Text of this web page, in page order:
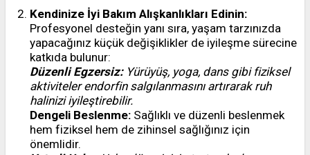
Kendinize İyi Bakım Alışkanlıkları Edinin:
Profesyonel desteğin yanı sıra, yaşam tarzınızda
yapacağınız küçük değişiklikler de iyileşme sürecine
katkıda bulunur:
Düzenli Egzersiz:Yürüyüş, yoga, dans gibi fiziksel
aktiviteler endorfin salgılanmasını artırarak ruh
halinizi iyileştirebilir.
Dengeli Beslenme: Sağlıklı ve düzenli beslenmek
hem fiziksel hem de zihinsel sağlığınız için
önemlidir.